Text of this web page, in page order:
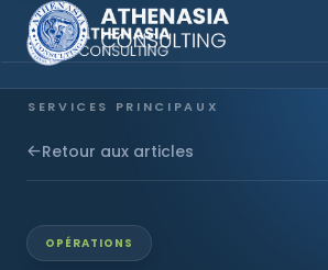
SERVICES PRINCIPAUX
Constitution de société
Retour aux articles
OPÉRATIONS